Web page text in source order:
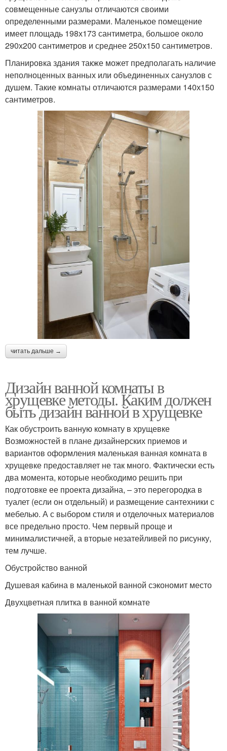
совмещенные санузлы отличаются своими
определенными размерами. Маленькое помещение
имеет площадь 198х173 сантиметра, большое около
290х200 сантиметров и среднее 250х150 сантиметров.
Планировка здания также может предполагать наличие
неполноценных ванных или объединенных санузлов с
душем. Такие комнаты отличаются размерами 140х150
сантиметров.
читать дальше →
Дизайн ванной комнаты в
хрущевке методы. Каким должен
быть дизайн ванной в хрущевке
Как обустроить ванную комнату в хрущевке
Возможностей в плане дизайнерских приемов и
вариантов оформления маленькая ванная комната в
хрущевке предоставляет не так много. Фактически есть
два момента, которые необходимо решить при
подготовке ее проекта дизайна, – это перегородка в
туалет (если он отдельный) и размещение сантехники с
мебелью. А с выбором стиля и отделочных материалов
все предельно просто. Чем первый проще и
минималистичней, а вторые незатейливей по рисунку,
тем лучше.
Обустройство ванной
Душевая кабина в маленькой ванной сэкономит место
Двухцветная плитка в ванной комнате